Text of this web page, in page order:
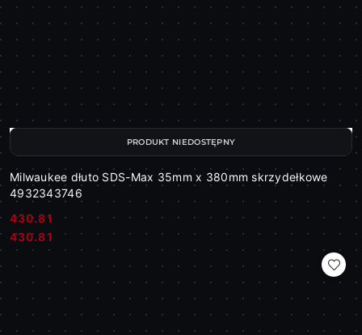
Milwaukee dłuto SDS-Max 35mm x 380mm skrzydełkowe
4932343746
Cena:
430.81
Cena:
430.81
PRODUKT NIEDOSTĘPNY